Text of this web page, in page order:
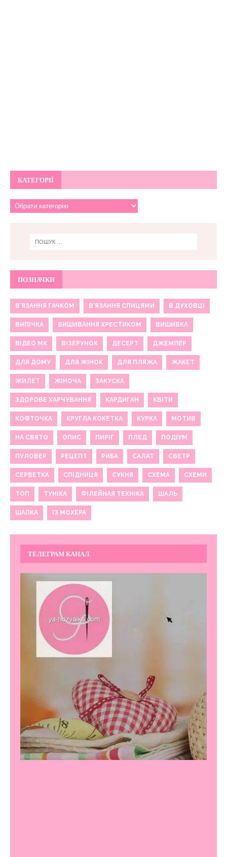
КАТЕГОРІЇ
ПОЗНАЧКИ
В'ЯЗАННЯ ГАЧКОМ В'ЯЗАННЯ СПИЦЯМИ В ДУХОВЦІ
ВИПІЧКА ВИШИВАННЯ ХРЕСТИКОМ ВИШИВКА
ВІДЕО МК ВІЗЕРУНОК ДЕСЕРТ ДЖЕМПЕР
ДЛЯ ДОМУ ДЛЯ ЖІНОК ДЛЯ ПЛЯЖА ЖАКЕТ
ЖИЛЕТ ЖІНОЧА ЗАКУСКА
ЗДОРОВЕ ХАРЧУВАННЯ КАРДИГАН КВІТИ
КОФТОЧКА КРУГЛА КОКЕТКА КУРКА МОТИВ
НА СВЯТО ОПИС ПИРІГ ПЛЕД ПОДІУМ
ПУЛОВЕР РЕЦЕПТ РИБА САЛАТ СВЕТР
СЕРВЕТКА СПІДНИЦЯ СУКНЯ СХЕМА СХЕМИ
ТОП ТУНІКА ФІЛЕЙНАЯ ТЕХНІКА ШАЛЬ
ШАПКА ІЗ МОХЕРА
ТЕЛЕГРАМ КАНАЛ